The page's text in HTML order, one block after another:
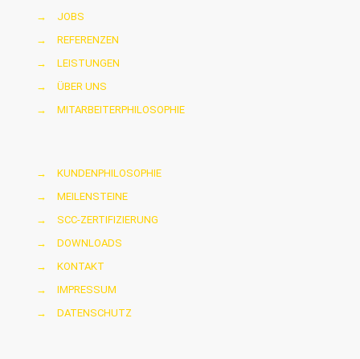
→
JOBS
→
REFERENZEN
→
LEISTUNGEN
→
ÜBER UNS
→
MITARBEITERPHILOSOPHIE
→
KUNDENPHILOSOPHIE
→
MEILENSTEINE
→
SCC-ZERTIFIZIERUNG
→
DOWNLOADS
→
KONTAKT
→
IMPRESSUM
→
DATENSCHUTZ